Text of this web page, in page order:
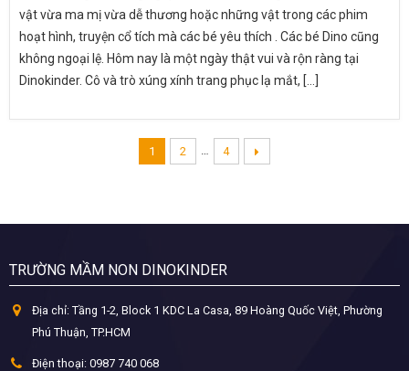
vật vừa ma mị vừa dễ thương hoặc những vật trong các phim
hoạt hình, truyện cổ tích mà các bé yêu thích . Các bé Dino cũng
không ngoại lệ. Hôm nay là một ngày thật vui và rộn ràng tại
Dinokinder. Cô và trò xúng xính trang phục lạ mắt, [...]
1 2 … 4
TRƯỜNG MẦM NON DINOKINDER
Địa chỉ: Tầng 1-2, Block 1 KDC La Casa, 89 Hoàng Quốc Việt, Phường
Phú Thuận, TP.HCM
Điện thoại: 0987 740 068